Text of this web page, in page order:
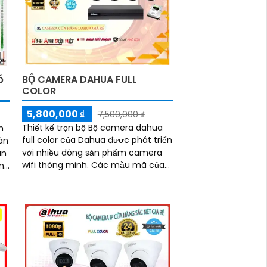
BỘ CAMERA DAHUA FULL
COLOR
5,800,000 ₫
7,500,000 ₫
Thiết kế trọn bộ Bộ camera dahua
full color của Dahua được phát triển
với nhiều dòng sản phẩm camera
wifi thông minh. Các mẫu mã của
của người dùng